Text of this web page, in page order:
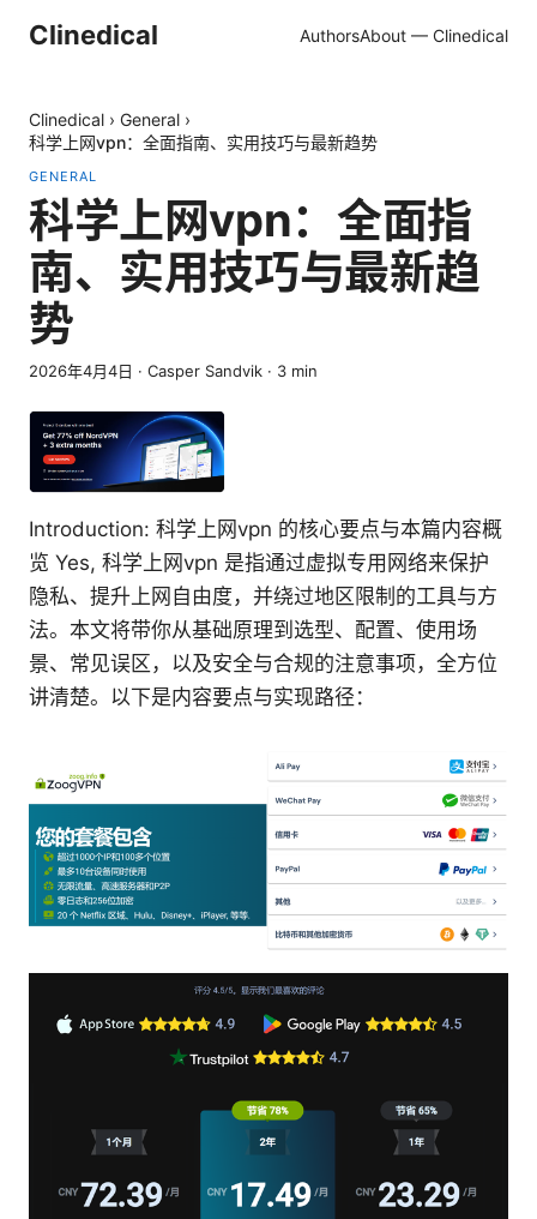
Clinedical AuthorsAbout — Clinedical
Clinedical › General ›
科学上网vpn：全面指南、实用技巧与最新趋势
GENERAL
科学上网vpn：全面指
南、实用技巧与最新趋
势
2026年4月4日 · Casper Sandvik · 3 min
Introduction: 科学上网vpn 的核心要点与本篇内容概
览 Yes, 科学上网vpn 是指通过虚拟专用网络来保护
隐私、提升上网自由度，并绕过地区限制的工具与方
法。本文将带你从基础原理到选型、配置、使用场
景、常见误区，以及安全与合规的注意事项，全方位
讲清楚。以下是内容要点与实现路径：